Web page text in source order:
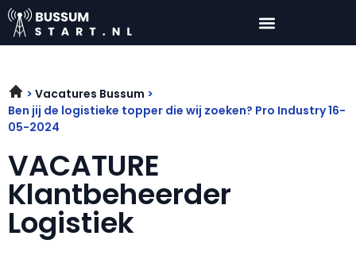
Vacatures Bussum
Ben jij de logistieke topper die wij zoeken? Pro Industry 16-
05-2024
VACATURE
Klantbeheerder
Logistiek